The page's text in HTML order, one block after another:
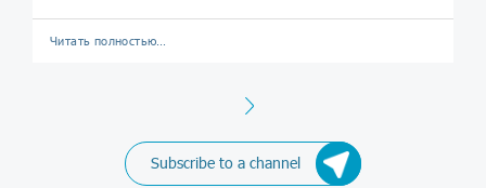
Читать полностью…
Next
Subscribe to a channel